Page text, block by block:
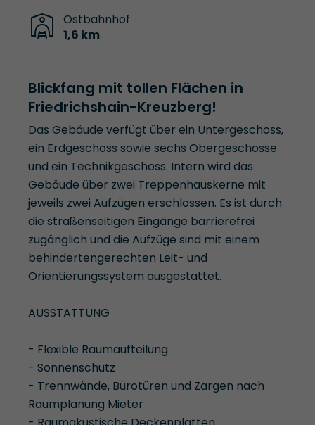
Ostbahnhof
1,6 km
Blickfang mit tollen Flächen in
Friedrichshain-Kreuzberg!
Das Gebäude verfügt über ein Untergeschoss,
ein Erdgeschoss sowie sechs Obergeschosse
und ein Technikgeschoss. Intern wird das
Gebäude über zwei Treppenhauskerne mit
jeweils zwei Aufzügen erschlossen. Es ist durch
die straßenseitigen Eingänge barrierefrei
zugänglich und die Aufzüge sind mit einem
behindertengerechten Leit- und
Orientierungssystem ausgestattet.
AUSSTATTUNG
- Flexible Raumaufteilung
- Sonnenschutz
- Trennwände, Bürotüren und Zargen nach
Raumplanung Mieter